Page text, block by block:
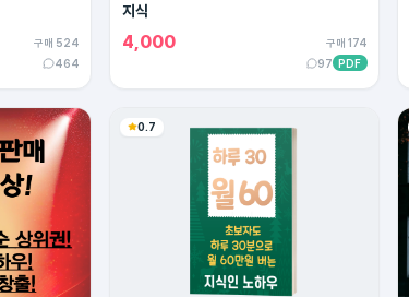
구매 524
464
지식
4,000
구매 174
97 PDF
0.7